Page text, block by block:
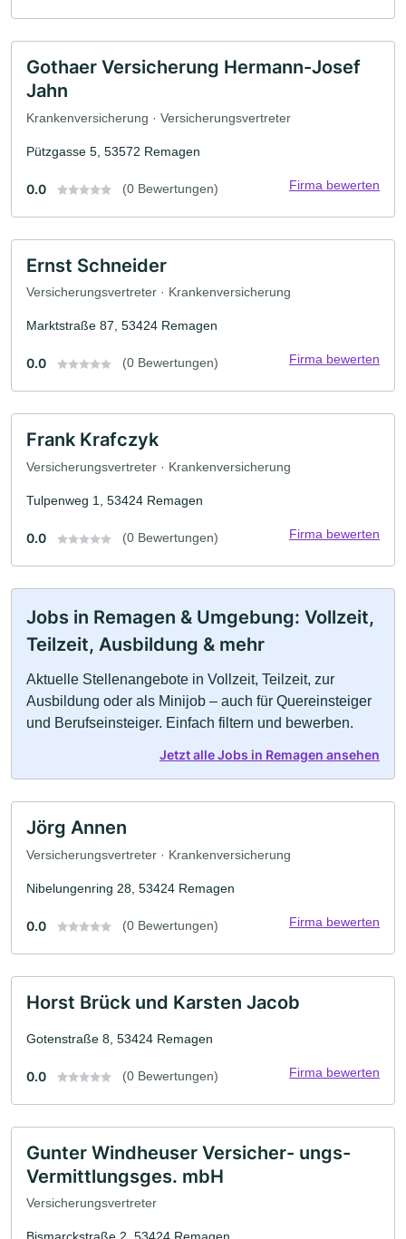
Gothaer Versicherung Hermann-Josef
Jahn
Krankenversicherung · Versicherungsvertreter
Pützgasse 5, 53572 Remagen
0.0 (0 Bewertungen) Firma bewerten
Ernst Schneider
Versicherungsvertreter · Krankenversicherung
Marktstraße 87, 53424 Remagen
0.0 (0 Bewertungen) Firma bewerten
Frank Krafczyk
Versicherungsvertreter · Krankenversicherung
Tulpenweg 1, 53424 Remagen
0.0 (0 Bewertungen) Firma bewerten
Jobs in Remagen & Umgebung: Vollzeit,
Teilzeit, Ausbildung & mehr
Aktuelle Stellenangebote in Vollzeit, Teilzeit, zur
Ausbildung oder als Minijob – auch für Quereinsteiger
und Berufseinsteiger. Einfach filtern und bewerben.
Jetzt alle Jobs in Remagen ansehen
Jörg Annen
Versicherungsvertreter · Krankenversicherung
Nibelungenring 28, 53424 Remagen
0.0 (0 Bewertungen) Firma bewerten
Horst Brück und Karsten Jacob
Gotenstraße 8, 53424 Remagen
0.0 (0 Bewertungen) Firma bewerten
Gunter Windheuser Versicher- ungs-
Vermittlungsges. mbH
Versicherungsvertreter